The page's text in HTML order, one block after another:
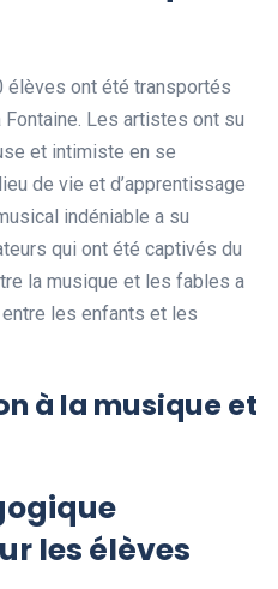
élèves ont été transportés
Fontaine. Les artistes ont su
et intimiste en se
de vie et d’apprentissage
indéniable a su
qui ont été captivés du
la musique et les fables a
les enfants et les
à la musique et
les élèves